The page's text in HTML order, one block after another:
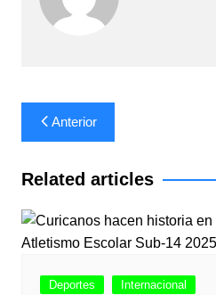
Navegación
de
entradas
Anterior
Related articles
Deportes Internacional